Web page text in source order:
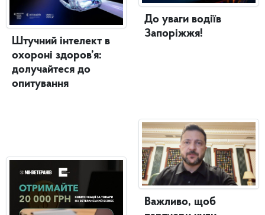
Штучний інтелект в
охороні здоров’я:
долучайтеся до
опитування
До уваги водіїв
Запоріжжя!
Важливо, щоб